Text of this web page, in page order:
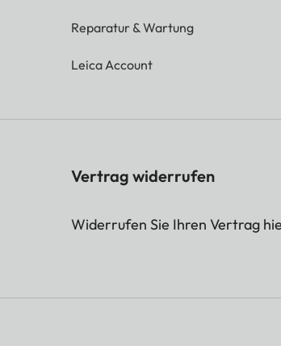
Reparatur & Wartung
Leica Account
Vertrag widerrufen
Widerrufen Sie Ihren Vertrag